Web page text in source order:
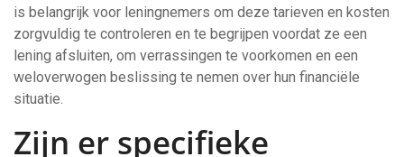
is belangrijk voor leningnemers om deze tarieven en kosten
zorgvuldig te controleren en te begrijpen voordat ze een
lening afsluiten, om verrassingen te voorkomen en een
weloverwogen beslissing te nemen over hun financiële
situatie.
Zijn er specifieke